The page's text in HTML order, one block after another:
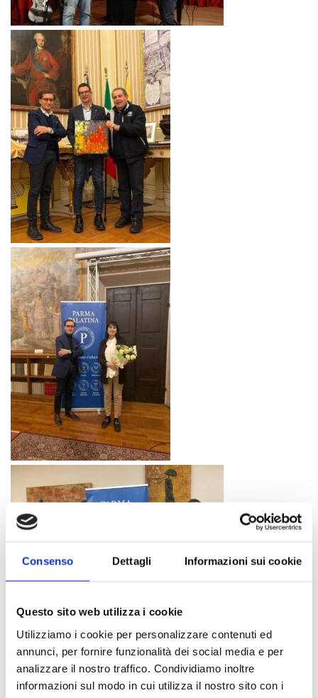
Consenso Dettagli Informazioni sui cookie
Questo sito web utilizza i cookie
Utilizziamo i cookie per personalizzare contenuti ed
annunci, per fornire funzionalità dei social media e per
analizzare il nostro traffico. Condividiamo inoltre
informazioni sul modo in cui utilizza il nostro sito con i